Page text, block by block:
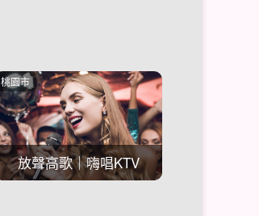
放聲高歌｜嗨唱KTV
桃園市